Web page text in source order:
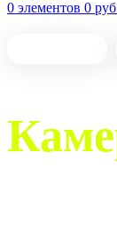
0 элементов 0